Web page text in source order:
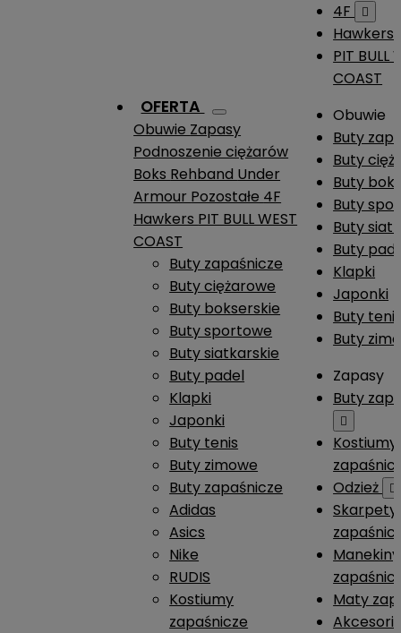
OFERTA
Obuwie Zapasy
Podnoszenie ciężarów
Boks Rehband Under
Armour Pozostałe 4F
Hawkers PIT BULL WEST
COAST
Buty zapaśnicze
Buty ciężarowe
Buty bokserskie
Buty sportowe
Buty siatkarskie
Buty padel
Klapki
Japonki
Buty tenis
Buty zimowe
Buty zapaśnicze
Adidas
Asics
Nike
RUDIS
Kostiumy
zapaśnicze
4F

Hawkers
PIT BULL
COAST
Obuwie
Buty
Buty
Buty
Buty
Buty
Buty
Klapki
Japonki
Buty
Buty
Zapasy
Buty

Kostiumy
Odzież

Skarpety
Manekiny
Maty